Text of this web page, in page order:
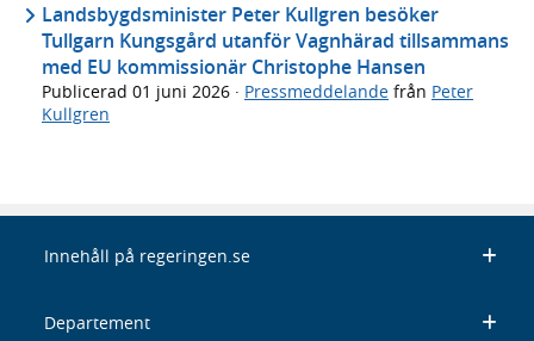
Landsbygdsminister Peter Kullgren besöker
Tullgarn Kungsgård utanför Vagnhärad tillsammans
med EU kommissionär Christophe Hansen
Publicerad 01 juni 2026 · Pressmeddelande från Peter
Kullgren
Innehåll på regeringen.se
Departement